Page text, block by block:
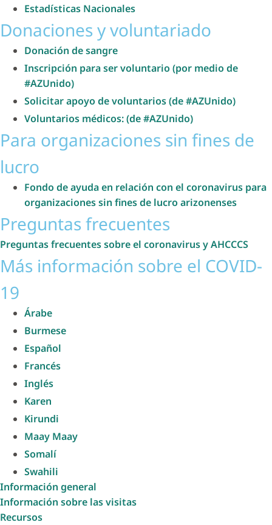
Estadísticas Nacionales
Donaciones y voluntariado
Donación de sangre
Inscripción para ser voluntario (por medio de
#AZUnido)
Solicitar apoyo de voluntarios (de #AZUnido)
Voluntarios médicos: (de #AZUnido)
Para organizaciones sin fines de
lucro
Fondo de ayuda en relación con el coronavirus para
organizaciones sin fines de lucro arizonenses
Preguntas frecuentes
Preguntas frecuentes sobre el coronavirus y AHCCCS
Más información sobre el COVID-
19
Árabe
Burmese
Español
Francés
Inglés
Karen
Kirundi
Maay Maay
Somalí
Swahili
Información general
Información sobre las visitas
Recursos